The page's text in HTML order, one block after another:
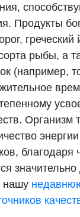
Продукты
греческий
рыбы, а
(например,
Организм
благодаря
нашу